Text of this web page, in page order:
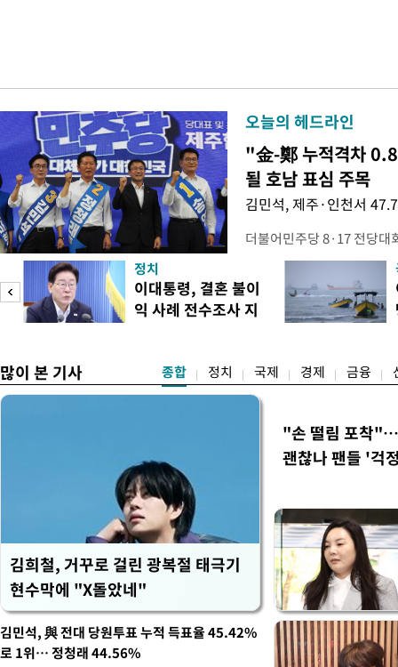
오늘의 헤드라인
"金-鄭 누적격차
될 호남 표심 주목
김민석, 제주·인천서
더불어민주당 8·17 전당대
보가 8일 제주·인천 지역
다. 앞서 정청래 후보 우세
·울산·경남 경선에서 1승
제주·인천 경선에서 이기
정치
이대통령, 결혼 불이
익 사례 전수조사 지
많이 본 기사 종합 정치 국제 경제 금융
김희철, 거꾸로 걸린 광복절 태극기
현수막에 "X돌았네"
"손 떨림 포착
괜찮나 팬들 '걱
김민석, 與 전대 당원투표 누적 득표율 45.42%
로 1위… 정청래 44.56%